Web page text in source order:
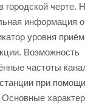
черте.
информация
уровня
Возможность
частоты
при